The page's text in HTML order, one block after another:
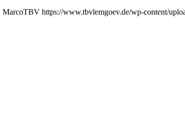
MarcoTBV https://www.tbvlemgoev.de/wp-content/